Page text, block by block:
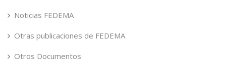
Noticias FEDEMA
Otras publicaciones de FEDEMA
Otros Documentos